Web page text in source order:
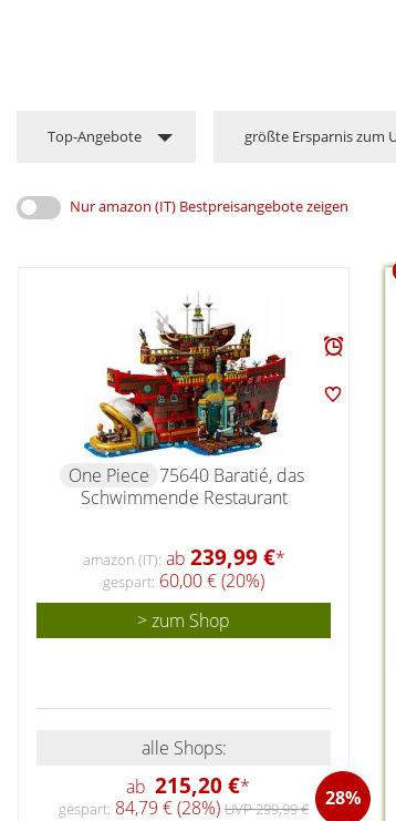
Top-Angebote größte Ersparnis zum
Nur amazon (IT) Bestpreisangebote zeigen
One Piece 75640 Baratié, das
Schwimmende Restaurant
amazon (IT): ab 239,99 €*
gespart: 60,00 € (20%)
> zum Shop
alle Shops:
ab 215,20 €* 28%
gespart: 84,79 € (28%) UVP 299,99 €